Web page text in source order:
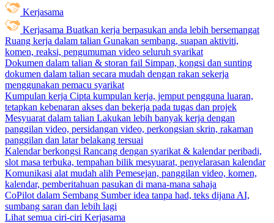
Kerjasama
Kerjasama Buatkan kerja berpasukan anda lebih bersemangat
Ruang kerja dalam talian Gunakan sembang, suapan aktiviti,
komen, reaksi, pengumuman video seluruh syarikat
Dokumen dalam talian & storan fail Simpan, kongsi dan sunting
dokumen dalam talian secara mudah dengan rakan sekerja
menggunakan pemacu syarikat
Kumpulan kerja Cipta kumpulan kerja, jemput pengguna luaran,
tetapkan kebenaran akses dan bekerja pada tugas dan projek
Mesyuarat dalam talian Lakukan lebih banyak kerja dengan
panggilan video, persidangan video, perkongsian skrin, rakaman
panggilan dan latar belakang tersuai
Kalendar berkongsi Rancang dengan syarikat & kalendar peribadi,
slot masa terbuka, tempahan bilik mesyuarat, penyelarasan kalendar
Komunikasi alat mudah alih Pemesejan, panggilan video, komen,
kalendar, pemberitahuan pasukan di mana-mana sahaja
CoPilot dalam Sembang Sumber idea tanpa had, teks dijana AI,
sumbang saran dan lebih lagi
Lihat semua ciri-ciri Kerjasama